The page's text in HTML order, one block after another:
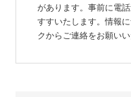
があります。事前に電
すすいたします。情報
クからご連絡をお願いい